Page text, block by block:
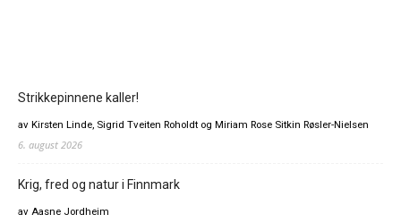
Strikkepinnene kaller!
av Kirsten Linde, Sigrid Tveiten Roholdt og Miriam Rose Sitkin Røsler-Nielsen
6. august 2026
Krig, fred og natur i Finnmark
av Aasne Jordheim